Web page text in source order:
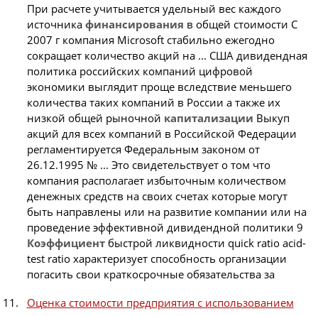
При расчете учитывается удельный вес каждого
источника финансирования в общей стоимости С
2007 г компания Microsoft стабильно ежегодно
сокращает количество акций на ... США дивидендная
политика российских компаний цифровой
экономики выглядит проще вследствие меньшего
количества таких компаний в России а также их
низкой общей рыночной капитализации Выкуп
акций для всех компаний в Российской Федерации
регламентируется Федеральным законом от
26.12.1995 № ... Это свидетельствует о том что
компания располагает избыточным количеством
денежных средств на своих счетах которые могут
быть направлены или на развитие компании или на
проведение эффективной дивидендной политики 9
Коэффициентбыстрой ликвидности quick ratio acid-
test ratio характеризует способность организации
погасить свои краткосрочные обязательства за
Оценка стоимости предприятия с использованием